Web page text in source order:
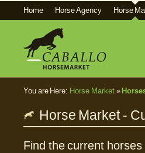
Home Horse Agency Horse
You are Here: Horse Market»
Horse Market -
Find the current